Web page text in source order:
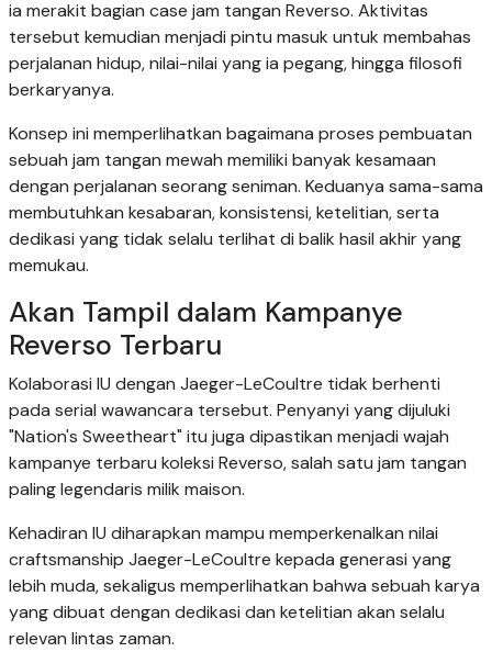
ia merakit bagian case jam tangan Reverso. Aktivitas
tersebut kemudian menjadi pintu masuk untuk membahas
perjalanan hidup, nilai-nilai yang ia pegang, hingga filosofi
berkaryanya.
Konsep ini memperlihatkan bagaimana proses pembuatan
sebuah jam tangan mewah memiliki banyak kesamaan
dengan perjalanan seorang seniman. Keduanya sama-sama
membutuhkan kesabaran, konsistensi, ketelitian, serta
dedikasi yang tidak selalu terlihat di balik hasil akhir yang
memukau.
Akan Tampil dalam Kampanye
Reverso Terbaru
Kolaborasi IU dengan Jaeger-LeCoultre tidak berhenti
pada serial wawancara tersebut. Penyanyi yang dijuluki
"Nation's Sweetheart" itu juga dipastikan menjadi wajah
kampanye terbaru koleksi Reverso, salah satu jam tangan
paling legendaris milik maison.
Kehadiran IU diharapkan mampu memperkenalkan nilai
craftsmanship Jaeger-LeCoultre kepada generasi yang
lebih muda, sekaligus memperlihatkan bahwa sebuah karya
yang dibuat dengan dedikasi dan ketelitian akan selalu
relevan lintas zaman.